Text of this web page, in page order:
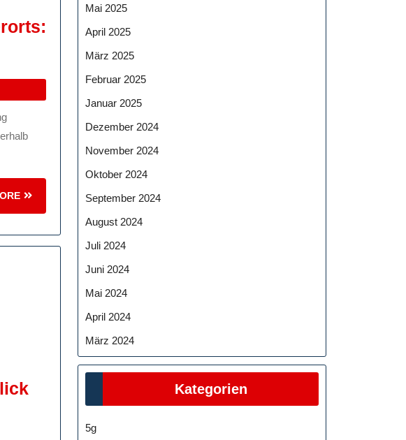
READ
MORE
Mai 2025
April 2025
März 2025
Februar 2025
Januar 2025
Dezember 2024
November 2024
Oktober 2024
September 2024
August 2024
Juli 2024
Juni 2024
Mai 2024
April 2024
März 2024
Kategorien
5g